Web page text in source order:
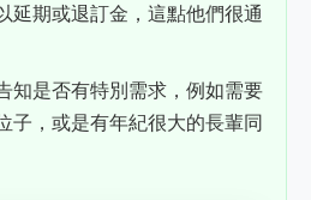
延期或退訂金，這點他們很通
知是否有特別需求，例如需要
子，或是有年紀很大的長輩同